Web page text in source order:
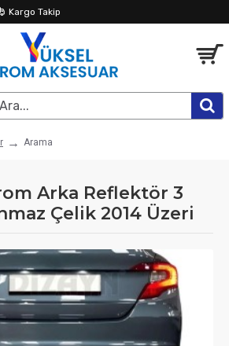
Kargo Takip
Arama
Arka Reflektör 3
Çelik 2014 Üzeri